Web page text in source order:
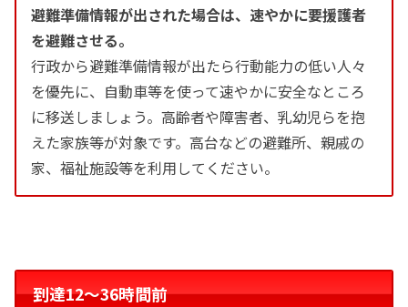
避難準備情報が出された場合は、速やかに要援護者
を避難させる。
行政から避難準備情報が出たら行動能力の低い人々
を優先に、自動車等を使って速やかに安全なところ
に移送しましょう。高齢者や障害者、乳幼児らを抱
えた家族等が対象です。高台などの避難所、親戚の
家、福祉施設等を利用してください。
到達12〜36時間前